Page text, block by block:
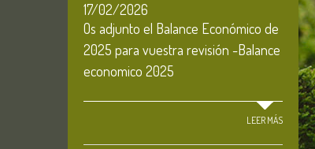
17/02/2026
Os adjunto el Balance Económico de
2025 para vuestra revisión -Balance
economico 2025
LEER MÁS